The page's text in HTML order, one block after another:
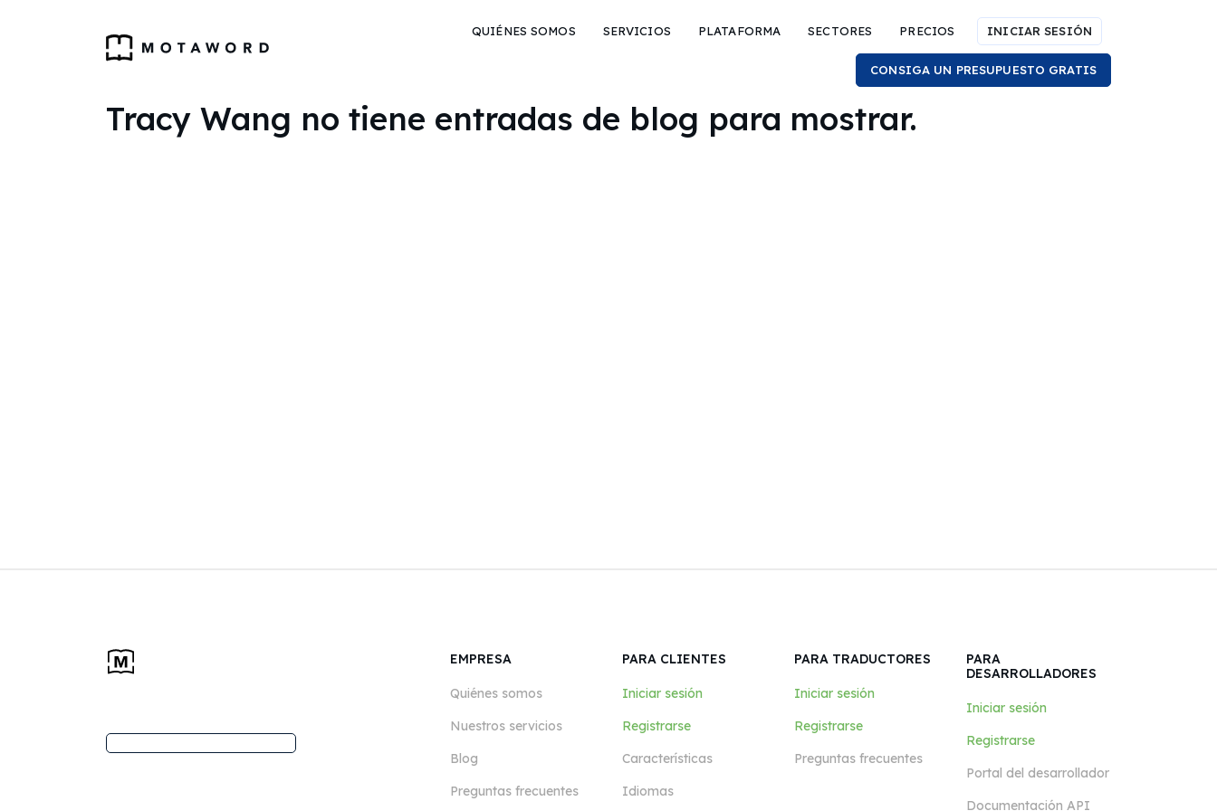
QUIÉNES SOMOS SERVICIOS PLATAFORMA SECTORES PRECIOS INICIAR SESIÓN
CONSIGA UN PRESUPUESTO GRATIS
Tracy Wang no tiene entradas de blog para mostrar.
EMPRESA
Quiénes somos
Nuestros servicios
Blog
Preguntas frecuentes
PARA CLIENTES
Iniciar sesión
Registrarse
Características
Idiomas
PARA TRADUCTORES
Iniciar sesión
Registrarse
Preguntas frecuentes
PARA
DESARROLLADORES
Iniciar sesión
Registrarse
Portal del desarrollador
Documentación API